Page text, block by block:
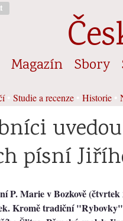
Magazín Sbory
• Studie a recenze Historie
písní
P. Marie v Bozkově (čtvrtek
Kromě tradiční